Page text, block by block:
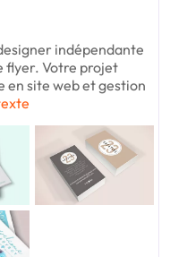
indépendante
flyer. Votre projet
en site web et gestion